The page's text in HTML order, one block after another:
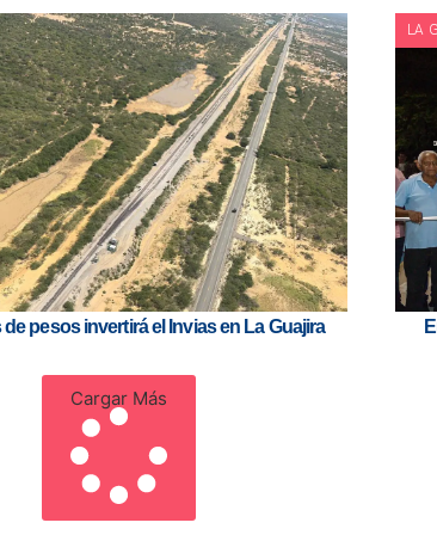
de pesos invertirá el Invias en La Guajira
LA
Cargar Más